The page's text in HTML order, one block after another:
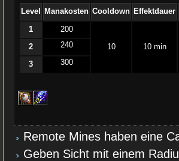
Level Manakosten Cooldown Effektdauer
1 200
10 10 min
2 240
3 300
Remote Mines haben eine
Geben Sicht mit einem